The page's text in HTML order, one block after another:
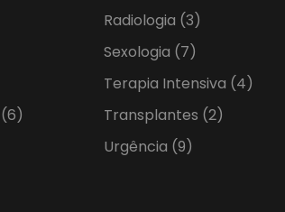
(6)
Radiologia (3)
Sexologia (7)
Terapia Intensiva (4)
Transplantes (2)
Urgência (9)